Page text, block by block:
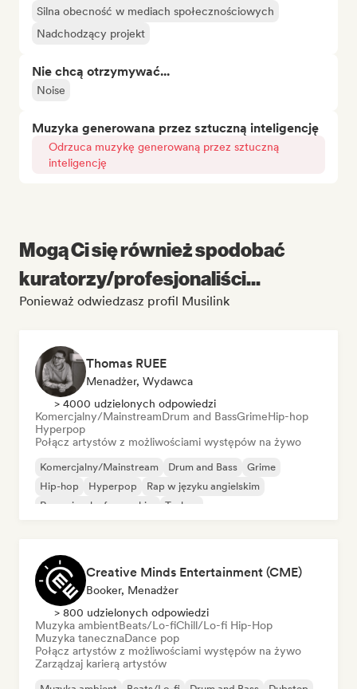
Silna obecność w mediach społecznościowych
Nadchodzący projekt
Nie chcą otrzymywać...
Noise
Muzyka generowana przez sztuczną inteligencję
Odrzuca muzykę generowaną przez sztuczną
inteligencję
Mogą Ci się również spodobać
kuratorzy/profesjonaliści...
Ponieważ odwiedzasz profil Musilink
Thomas RUEE
Menadżer, Wydawca
> 4000 udzielonych odpowiedzi
Komercjalny/MainstreamDrum and BassGrimeHip-hop
Hyperpop
Połącz artystów z możliwościami występów na żywo
Komercjalny/Mainstream Drum and Bass
Grime
Hip-hop
Hyperpop
Rap w języku angielskim
Rap w języku francuskim
Techno
Creative Minds Entertainment (CME)
Booker, Menadżer
> 800 udzielonych odpowiedzi
Muzyka ambientBeats/Lo-fiChill/Lo-fi Hip-Hop
Muzyka tanecznaDance pop
Połącz artystów z możliwościami występów na żywo
Zarządzaj karierą artystów